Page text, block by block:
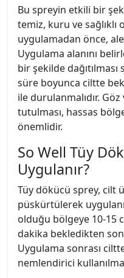
Bu spreyin etkili bir
temiz, kuru ve sağlıklı
uygulamadan önce,
Uygulama alanını
bir şekilde
süre boyunca ciltte
ile durulanmalıdır.
tutulması, hassas
önemlidir.
So Well Tüy
Uygulanır?
Tüy dökücü sprey, cilt
püskürtülerek
olduğu bölgeye 10-15
dakika bekledikten
Uygulama sonrası
nemlendirici